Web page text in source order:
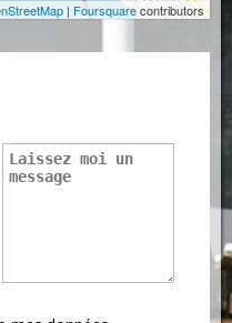
| Foursquarecontributors